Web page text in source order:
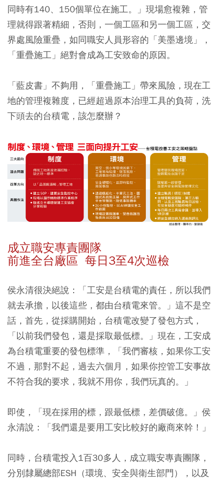
同時有140、150個單位在施工。」現場愈複雜，管
理就得跟著精細，否則，一個工區和另一個工區，交
界處風險重疊，如同職安人員形容的「美墨邊境」，
「重疊施工」絕對會成為工安致命的原因。
「藍皮書」不夠用，「重疊施工」帶來風險，現在工
地的管理複雜度，已經超過原本治理工具的負荷，洗
下頭去的台積電，該怎麼辦？
成立職安專責團隊
前進全台廠區 每日3至4次巡檢
侯永清很決絕說：「工安是台積電的責任，所以我們
就去承擔，以後這些，都由台積電來管。」這不是空
話，首先，從採購開始，台積電改變了發包方式，
「以前我們發包，還是採取最低標。」現在，工安成
為台積電重要的發包標準，「我們審核，如果你工安
不過，那對不起，過去六個月，如果你控管工安事故
不符合我的要求，我就不用你，我們玩真的。」
即使，「現在採用的標，跟最低標，差價破億。」侯
永清說：「我們還是要用工安比較好的廠商來幹！」
同時，台積電投入1百30多人，成立職安專責團隊，
分別隸屬總部ESH（環境、安全與衛生部門），以及